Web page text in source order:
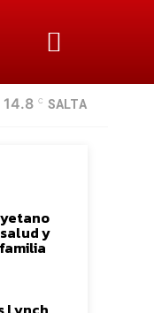
14.8 C SALTA
y